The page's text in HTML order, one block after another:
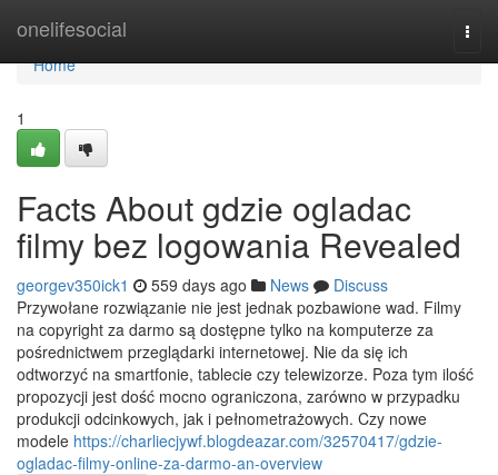
onelifesocial
Home
Home
1
Facts About gdzie ogladac
filmy bez logowania Revealed
georgev350ick1 559 days ago News
Discuss
Przywołane rozwiązanie nie jest jednak pozbawione wad. Filmy
na copyright za darmo są dostępne tylko na komputerze za
pośrednictwem przeglądarki internetowej. Nie da się ich
odtworzyć na smartfonie, tablecie czy telewizorze. Poza tym ilość
propozycji jest dość mocno ograniczona, zarówno w przypadku
produkcji odcinkowych, jak i pełnometrażowych. Czy nowe
modele https://charliecjywf.blogdeazar.com/32570417/gdzie-
ogladac-filmy-online-za-darmo-an-overview